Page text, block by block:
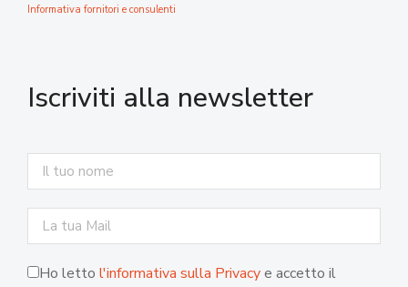
Informativa fornitori e consulenti
Iscriviti alla newsletter
Ho letto l'informativa sulla Privacye accetto il